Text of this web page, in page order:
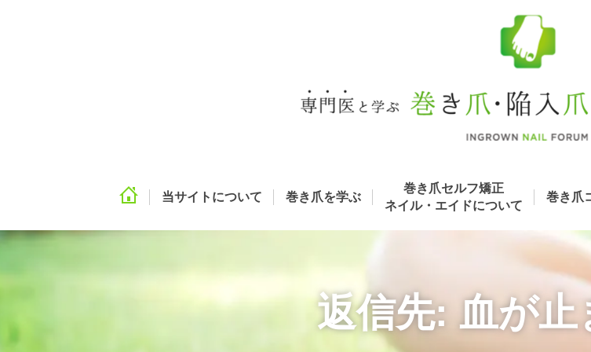
当サイトについて 巻き爪を学ぶ
巻き爪セルフ矯正
ネイル・エイドについて
巻き爪
返信先: 血が止